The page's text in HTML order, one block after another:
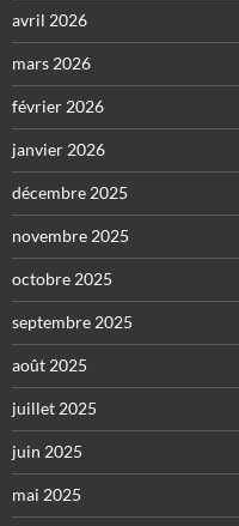
avril 2026
mars 2026
février 2026
janvier 2026
décembre 2025
novembre 2025
octobre 2025
septembre 2025
août 2025
juillet 2025
juin 2025
mai 2025